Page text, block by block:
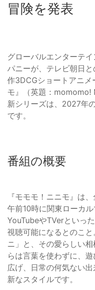
冒険を発表
グローバルエンターテ
パニーが、テレビ朝日
作3DCGショートアニメ
モ』（英題：momomo!
新シリーズは、2027年
です。
番組の概要
『モモモ！ニニモ』は
午前10時に関東ローカ
YouTubeやTVerといっ
視聴可能になるとのこ
ニ」と、その愛らしい
らは言葉を使わずに、
広げ、日常の何気ない
新なスタイルです。